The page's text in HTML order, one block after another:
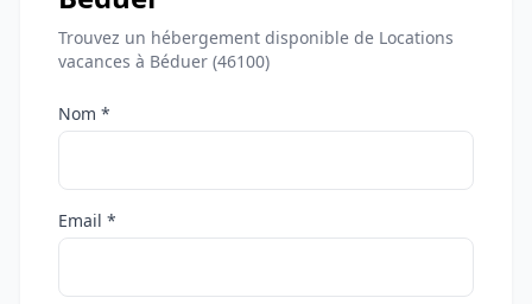
Trouvez un hébergement disponible de Locations
vacances à Béduer (46100)
Nom *
Email *